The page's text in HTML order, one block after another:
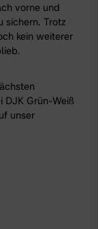
vorne und
sichern. Trotz
kein weiterer
DJK Grün-Weiß
unser